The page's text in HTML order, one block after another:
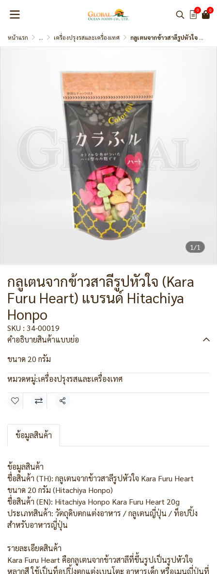
0 0
หน้าแรก ... เครื่องปรุงรสและเครื่องเทศ กลูเตนจากข้าวสาลีรูปหัวใจ (Kara Furu Heart) แบรนด์ Hitachiya Honpo
1/1
กลูเตนจากข้าวสาลีรูปหัวใจ (Kara
Furu Heart) แบรนด์ Hitachiya
Honpo
SKU : 34-00019
คำอธิบายสินค้าแบบย่อ
ขนาด 20 กรัม
หมวดหมู่:เครื่องปรุงรสและเครื่องเทศ
แชร์
ข้อมูลสินค้า
ข้อมูลสินค้า
ชื่อสินค้า (TH): กลูเตนจากข้าวสาลีรูปหัวใจ Kara Furu Heart
ขนาด 20 กรัม (Hitachiya Honpo)
ชื่อสินค้า (EN): Hitachiya Honpo Kara Furu Heart 20g
ประเภทสินค้า: วัตถุดิบตกแต่งอาหาร / กลูเตนญี่ปุ่น / ท็อปปิ้ง
สำหรับอาหารญี่ปุ่น
รายละเอียดสินค้า
Kara Furu Heart คือกลูเตนจากข้าวสาลีที่ขึ้นรูปเป็นรูปหัวใจ
หลากสี ใช้เป็นท็อปปิ้งตกแต่งเบนโตะ อาหารเด็ก หรือเมนูญี่ปุ่นที่